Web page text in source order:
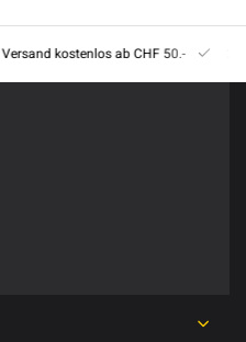
Versand kostenlos ab CHF 50.-